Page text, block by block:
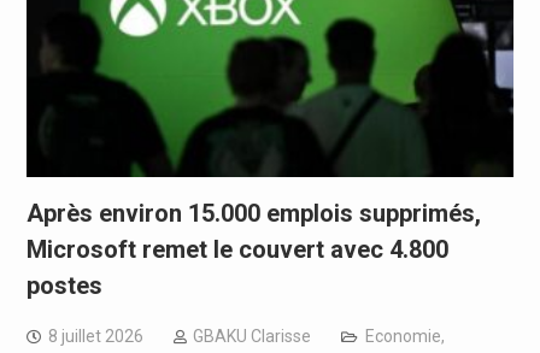
Après environ 15.000 emplois supprimés,
Microsoft remet le couvert avec 4.800
postes
8 juillet 2026 GBAKU Clarisse Economie,